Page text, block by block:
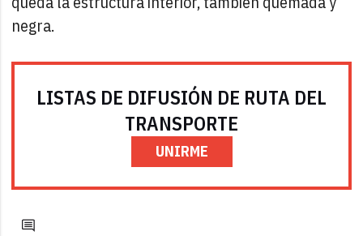
negra.
LISTAS DE DIFUSIÓN DE RUTA DEL
TRANSPORTE
UNIRME